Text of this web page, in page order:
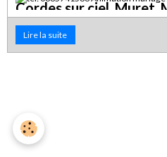
Cordes sur ciel, Muret,
Moissac, Auvillar,
Bruguiere, Réquista,
Lire la suite